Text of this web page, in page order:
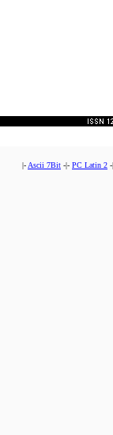
|- Ascii 7Bit -|- PC Latin 2